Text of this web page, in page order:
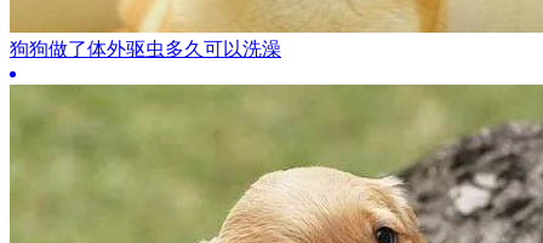
狗狗做了体外驱虫多久可以洗澡